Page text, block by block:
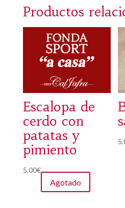
Productos
Escalopa de
cerdo con
patatas y
pimiento
5,00€
Agotado